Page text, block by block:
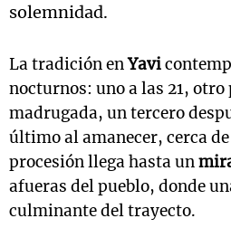
solemnidad.
La tradición enYavi
nocturnos: uno a las 21, otro
madrugada, un tercero
último al amanecer, cerca
procesión llega hasta un
afueras del pueblo, donde
culminante del trayecto.